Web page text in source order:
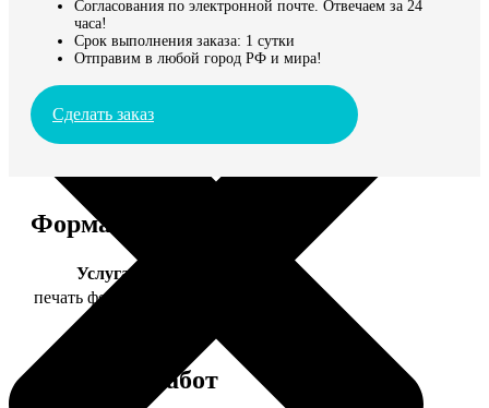
Согласования по электронной почте. Отвечаем за 24
часа!
Срок выполнения заказа: 1 сутки
Отправим в любой город РФ и мира!
Сделать заказ
Форматы и цены
Услуга
печать фото 15х20
Примеры работ